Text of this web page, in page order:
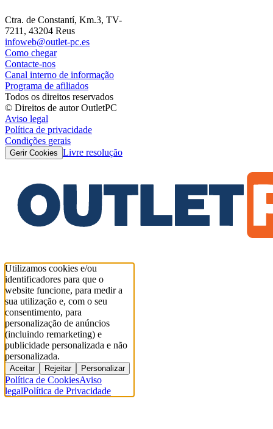
Ctra. de Constantí, Km.3, TV-
7211, 43204 Reus
infoweb@outlet-pc.es
Como chegar
Contacte-nos
Canal interno de informação
Programa de afiliados
Todos os direitos reservados
© Direitos de autor OutletPC
Aviso legal
Política de privacidade
Condições gerais
Gerir Cookies Livre resolução
Utilizamos cookies e/ou
identificadores para que o
website funcione, para medir a
sua utilização e, com o seu
consentimento, para
personalização de anúncios
(incluindo remarketing) e
publicidade personalizada e não
personalizada.
Aceitar Rejeitar Personalizar
Política de CookiesAviso
legalPolítica de Privacidade